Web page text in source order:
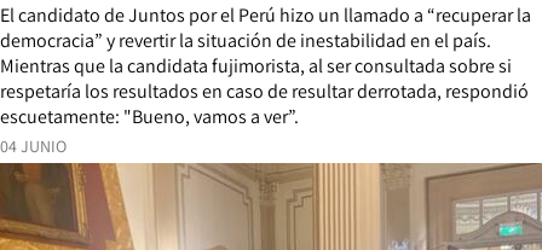
04 JUNIO
El candidato de Juntos por el Perú hizo un llamado a “recuperar la
democracia” y revertir la situación de inestabilidad en el país.
Mientras que la candidata fujimorista, al ser consultada sobre si
respetaría los resultados en caso de resultar derrotada, respondió
escuetamente: "Bueno, vamos a ver”.